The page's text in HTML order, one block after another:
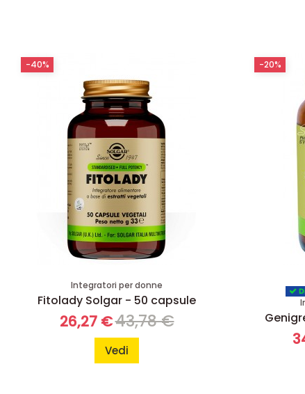
Integratori per donne
Fitolady Solgar - 50 capsule
26,27 €43,78 €
Vedi
-40% -20%